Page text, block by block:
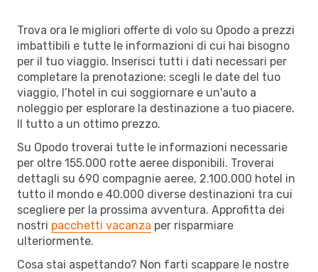
Trova ora le migliori offerte di volo su Opodo a prezzi
imbattibili e tutte le informazioni di cui hai bisogno
per il tuo viaggio. Inserisci tutti i dati necessari per
completare la prenotazione: scegli le date del tuo
viaggio, l’hotel in cui soggiornare e un'auto a
noleggio per esplorare la destinazione a tuo piacere.
Il tutto a un ottimo prezzo.
Su Opodo troverai tutte le informazioni necessarie
per oltre 155.000 rotte aeree disponibili. Troverai
dettagli su 690 compagnie aeree, 2.100.000 hotel in
tutto il mondo e 40.000 diverse destinazioni tra cui
scegliere per la prossima avventura. Approfitta dei
nostri pacchetti vacanza per risparmiare
ulteriormente.
Cosa stai aspettando? Non farti scappare le nostre